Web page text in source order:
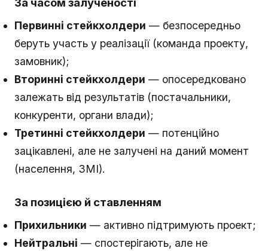
Первинні стейкхолдери — безпосередньо
беруть участь у реалізації (команда проекту,
замовник);
Вторинні стейкхолдери — опосередковано
залежать від результатів (постачальники,
конкуренти, органи влади);
Третинні стейкхолдери — потенційно
зацікавлені, але не залучені на даний момент
(населення, ЗМІ).
За позицією й ставленням
Прихильники — активно підтримують проект;
Нейтральні — спостерігають, але не